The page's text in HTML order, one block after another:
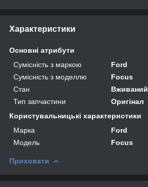
Характеристики
Основні атрибути
Сумісність з маркою
Ford
Сумісність з моделлю
Focus
Стан
Вживаний
Тип запчастини
Оригінал
Користувальницькі характеристики
Марка
Ford
Модель
Focus
Приховати